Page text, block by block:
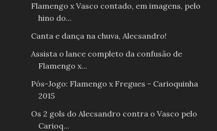
Flamengo x Vasco contado, em imagens, pelo
hino do...
Canta e dança na chuva, Alecsandro!
Assista o lance completo da confusão de
Flamengo x...
Pós-Jogo: Flamengo x Fregues - Carioquinha
2015
Os 2 gols do Alecsandro contra o Vasco pelo
Carioq...